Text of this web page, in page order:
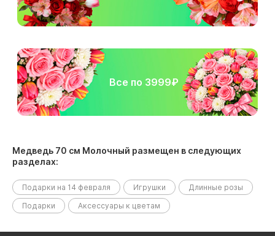
Все по 3999₽
Медведь 70 см Молочный размещен в следующих
разделах:
Подарки на 14 февраля Игрушки
Длинные розы
Подарки
Аксессуары к цветам